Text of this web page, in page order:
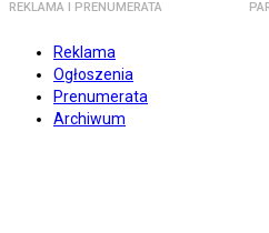
REKLAMA I PRENUMERATA
Reklama
Ogłoszenia
Prenumerata
Archiwum